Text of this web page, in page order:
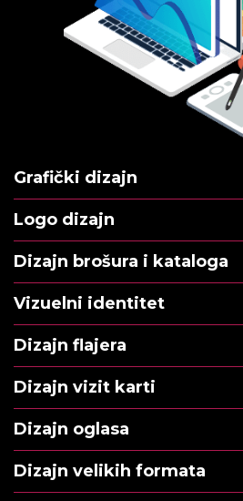
Grafički dizajn
Logo dizajn
Dizajn brošura i kataloga
Vizuelni identitet
Dizajn flajera
Dizajn vizit karti
Dizajn oglasa
Dizajn velikih formata